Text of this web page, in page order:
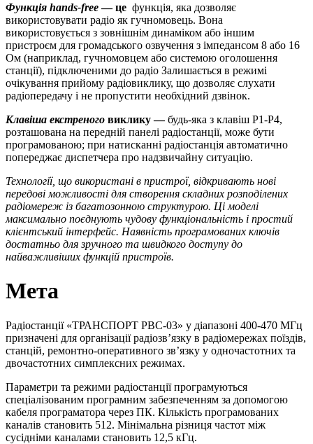
Функція hands-free— це функція, яка дозволяє
використовувати радіо як гучномовець. Вона
використовується з зовнішнім динаміком або іншим
пристроєм для громадського озвучення з імпедансом 8 або 16
Ом (наприклад, гучномовцем або системою оголошення
станції), підключеними до радіо Залишається в режимі
очікування прийому радіовиклику, що дозволяє слухати
радіопередачу і не пропустити необхідний дзвінок.
Клавіша екстреного виклику —будь-яка з клавіш P1-P4,
розташована на передній панелі радіостанції, може бути
програмованою; при натисканні радіостанція автоматично
попереджає диспетчера про надзвичайну ситуацію.
Технології, що використані в пристрої, відкривають нові
передові можливості для створення складних розподілених
радіомереж із багатозонною структурою. Ці моделі
максимально поєднують чудову функціональність і простий
клієнтський інтерфейс. Наявність програмованих ключів
достатньо для зручного та швидкого доступу до
найважливіших функцій пристроїв.
Мета
Радіостанції «ТРАНСПОРТ РВС-03» у діапазоні 400-470 МГц
призначені для організації радіозв’язку в радіомережах поїздів,
станцій, ремонтно-оперативного зв’язку у одночастотних та
двочастотних симплексних режимах.
Параметри та режими радіостанції програмуються
спеціалізованим програмним забезпеченням за допомогою
кабеля програматора через ПК. Кількість програмованих
каналів становить 512. Мінімальна різниця частот між
сусідніми каналами становить 12,5 кГц.